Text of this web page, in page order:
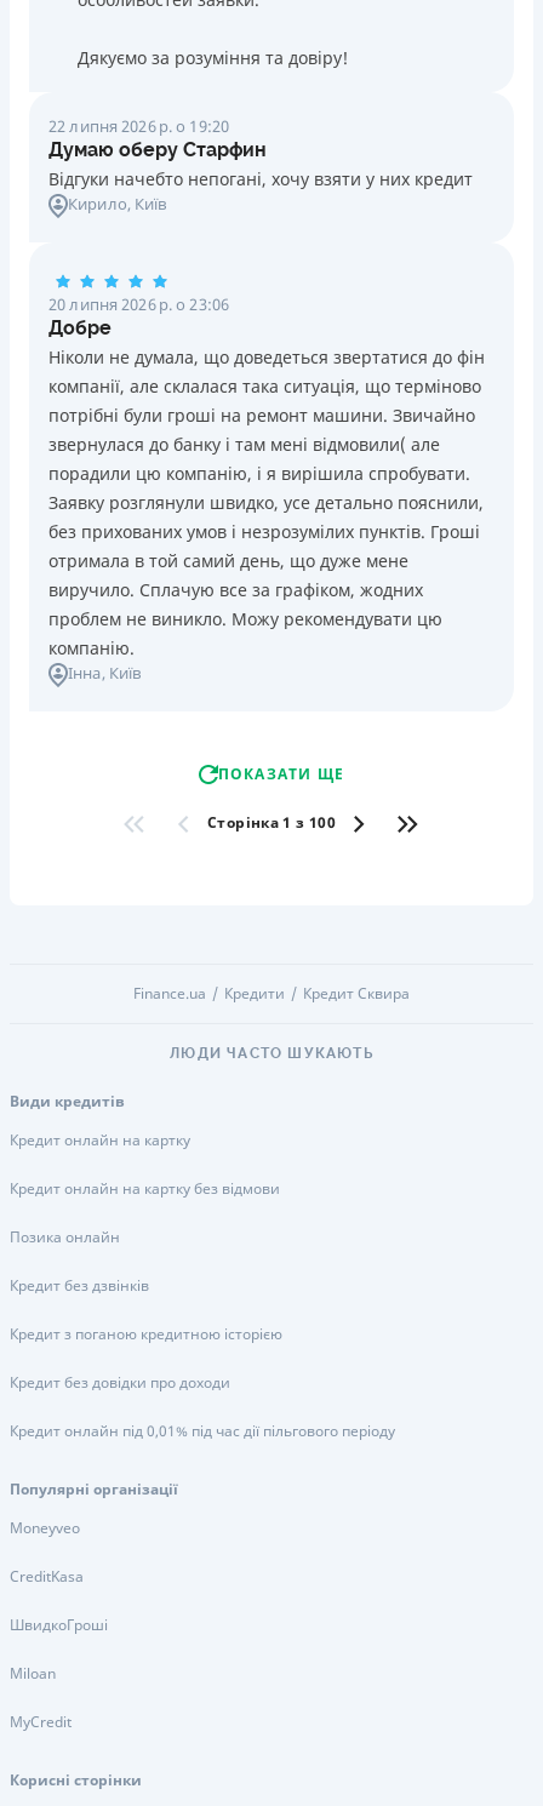
Дякуємо за розуміння та довіру!
22 липня 2026 р. о 19:20
Думаю оберу Старфин
Відгуки начебто непогані, хочу взяти у них кредит
Кирило, Київ
20 липня 2026 р. о 23:06
Добре
Ніколи не думала, що доведеться звертатися до фін
компанії, але склалася така ситуація, що терміново
потрібні були гроші на ремонт машини. Звичайно
звернулася до банку і там мені відмовили( але
порадили цю компанію, і я вирішила спробувати.
Заявку розглянули швидко, усе детально пояснили,
без прихованих умов і незрозумілих пунктів. Гроші
отримала в той самий день, що дуже мене
виручило. Сплачую все за графіком, жодних
проблем не виникло. Можу рекомендувати цю
компанію.
Інна, Київ
ПОКАЗАТИ ЩЕ
Сторінка 1 з 100
Finance.ua Кредити Кредит Сквира
ЛЮДИ ЧАСТО ШУКАЮТЬ
Види кредитів
Кредит онлайн на картку
Кредит онлайн на картку без відмови
Позика онлайн
Кредит без дзвінків
Кредит з поганою кредитною історією
Кредит без довідки про доходи
Кредит онлайн під 0,01% під час дії пільгового періоду
Популярні організації
Moneyveo
CreditKasa
ШвидкоГроші
Miloan
MyCredit
Корисні сторінки